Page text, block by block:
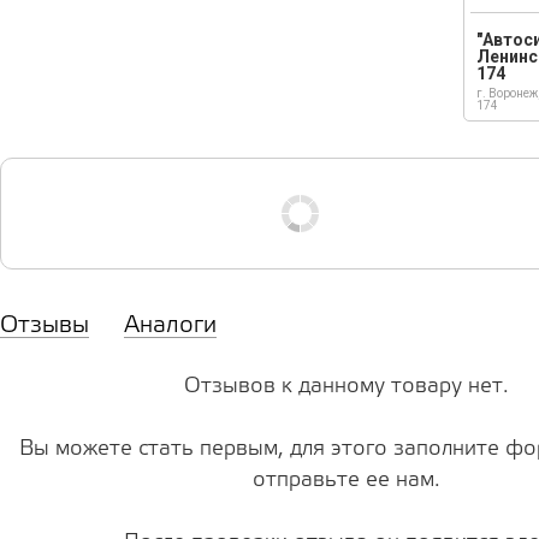
174
г.
174
Отзывы Аналоги
Отзывов к данному товару нет.
Вы можете стать первым, для этого заполните
отправьте ее нам.